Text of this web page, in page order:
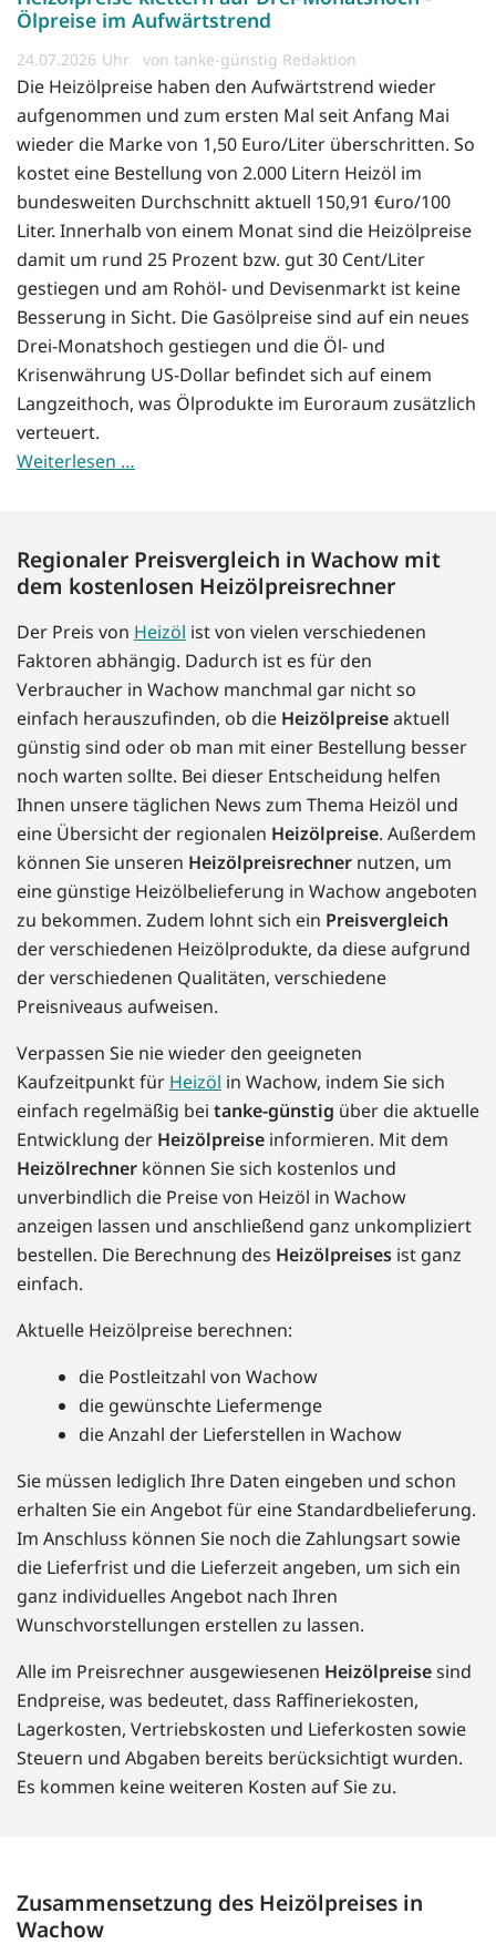
Ölpreise im Aufwärtstrend
24.07.2026 von tanke-günstig Redaktion
Die Heizölpreise haben den Aufwärtstrend wieder
aufgenommen und zum ersten Mal seit Anfang Mai
wieder die Marke von 1,50 Euro/Liter überschritten. So
kostet eine Bestellung von 2.000 Litern Heizöl im
bundesweiten Durchschnitt aktuell 150,91 €uro/100
Liter. Innerhalb von einem Monat sind die Heizölpreise
damit um rund 25 Prozent bzw. gut 30 Cent/Liter
gestiegen und am Rohöl- und Devisenmarkt ist keine
Besserung in Sicht. Die Gasölpreise sind auf ein neues
Drei-Monatshoch gestiegen und die Öl- und
Krisenwährung US-Dollar befindet sich auf einem
Langzeithoch, was Ölprodukte im Euroraum zusätzlich
verteuert.
Weiterlesen …
Regionaler Preisvergleich in Wachow mit
dem kostenlosen Heizölpreisrechner
Der Preis von Heizöl ist von vielen verschiedenen
Faktoren abhängig. Dadurch ist es für den
Verbraucher in Wachow manchmal gar nicht so
einfach herauszufinden, ob die Heizölpreiseaktuell
günstig sind oder ob man mit einer Bestellung besser
noch warten sollte. Bei dieser Entscheidung helfen
Ihnen unsere täglichen News zum Thema Heizöl und
eine Übersicht der regionalen Heizölpreise. Außerdem
können Sie unseren Heizölpreisrechner nutzen, um
eine günstige Heizölbelieferung in Wachow angeboten
zu bekommen. Zudem lohnt sich ein Preisvergleich
der verschiedenen Heizölprodukte, da diese aufgrund
der verschiedenen Qualitäten, verschiedene
Preisniveaus aufweisen.
Verpassen Sie nie wieder den geeigneten
Kaufzeitpunkt für Heizöl in Wachow, indem Sie sich
einfach regelmäßig bei tanke-günstig über die aktuelle
Entwicklung der Heizölpreise informieren. Mit dem
Heizölrechner können Sie sich kostenlos und
unverbindlich die Preise von Heizöl in Wachow
anzeigen lassen und anschließend ganz unkompliziert
bestellen. Die Berechnung des Heizölpreises ist ganz
einfach.
Aktuelle Heizölpreise berechnen:
die Postleitzahl von Wachow
die gewünschte Liefermenge
die Anzahl der Lieferstellen in Wachow
Sie müssen lediglich Ihre Daten eingeben und schon
erhalten Sie ein Angebot für eine Standardbelieferung.
Im Anschluss können Sie noch die Zahlungsart sowie
die Lieferfrist und die Lieferzeit angeben, um sich ein
ganz individuelles Angebot nach Ihren
Wunschvorstellungen erstellen zu lassen.
Alle im Preisrechner ausgewiesenen Heizölpreisesind
Endpreise, was bedeutet, dass Raffineriekosten,
Lagerkosten, Vertriebskosten und Lieferkosten sowie
Steuern und Abgaben bereits berücksichtigt wurden.
Es kommen keine weiteren Kosten auf Sie zu.
Zusammensetzung des Heizölpreises in
Wachow